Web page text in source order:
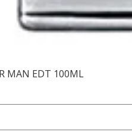
MAN EDT 100ML